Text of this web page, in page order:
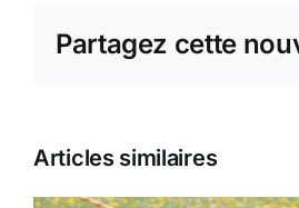
Partagez cette
Articles similaires